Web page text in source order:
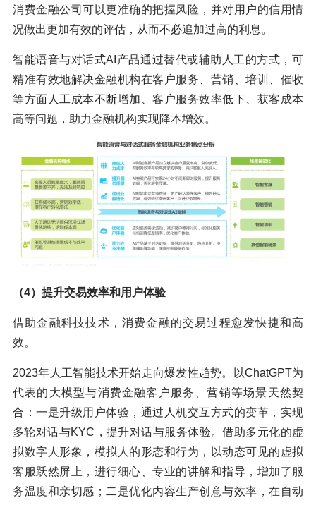
消费金融公司可以更准确的把握风险，并对用户的信用情
况做出更加有效的评估，从而不必追加过高的利息。
智能语音与对话式AI产品通过替代或辅助人工的方式，可
精准有效地解决金融机构在客户服务、营销、培训、催收
等方面人工成本不断增加、客户服务效率低下、获客成本
高等问题，助力金融机构实现降本增效。
（4）提升交易效率和用户体验
借助金融科技技术，消费金融的交易过程愈发快捷和高
效。
2023年人工智能技术开始走向爆发性趋势。以ChatGPT为
代表的大模型与消费金融客户服务、营销等场景天然契
合：一是升级用户体验，通过人机交互方式的变革，实现
多轮对话与KYC，提升对话与服务体验。借助多元化的虚
拟数字人形象，模拟人的形态和行为，以动态可见的虚拟
客服跃然屏上，进行细心、专业的讲解和指导，增加了服
务温度和亲切感；二是优化内容生产创意与效率，在自动